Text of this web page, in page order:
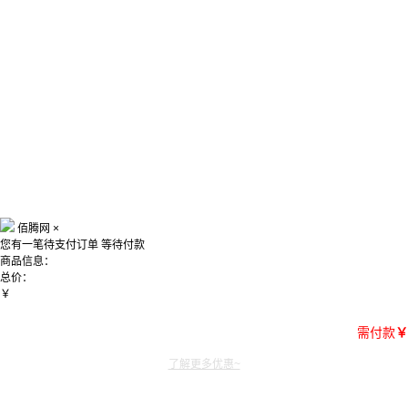
佰腾网 ×
您有一笔待支付订单 等待付款
商品信息：
总价：
￥
需付款￥
了解更多优惠~